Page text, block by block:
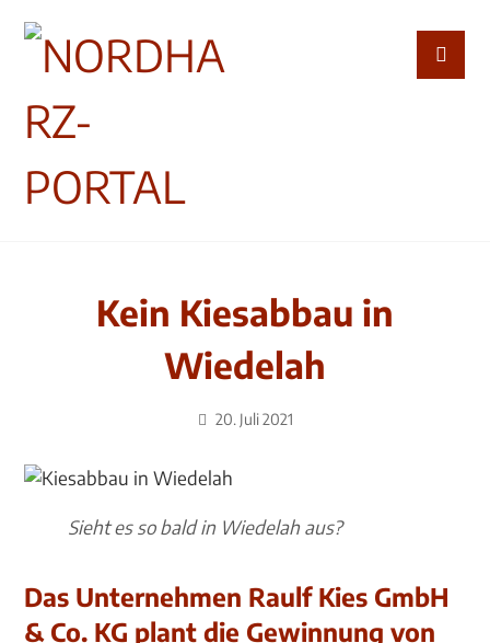
Kein Kiesabbau in
Wiedelah
20. Juli 2021
Sieht es so bald in Wiedelah aus?
Das Unternehmen Raulf Kies GmbH
& Co. KG plant die Gewinnung von